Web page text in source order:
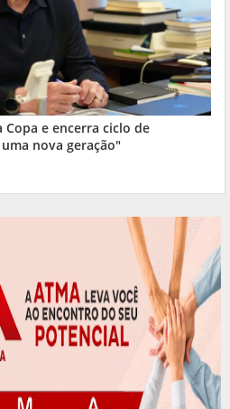
e encerra ciclo de
nova geração"